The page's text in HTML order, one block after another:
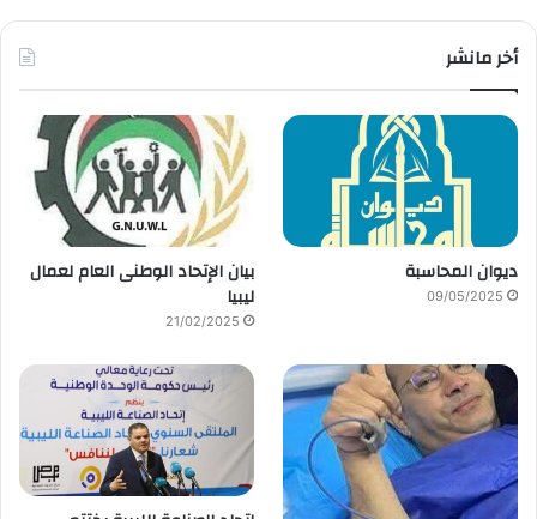
أخر مانشر
ديوان المحاسبة
09/05/2025
بيان الإتحاد الوطنى العام لعمال
ليبيا
21/02/2025